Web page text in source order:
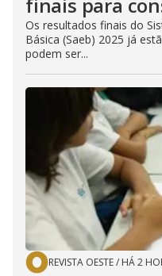
Os resultados finais do
Básica (Saeb) 2025 já
podem ser...
REVISTA OESTE/ HÁ 2